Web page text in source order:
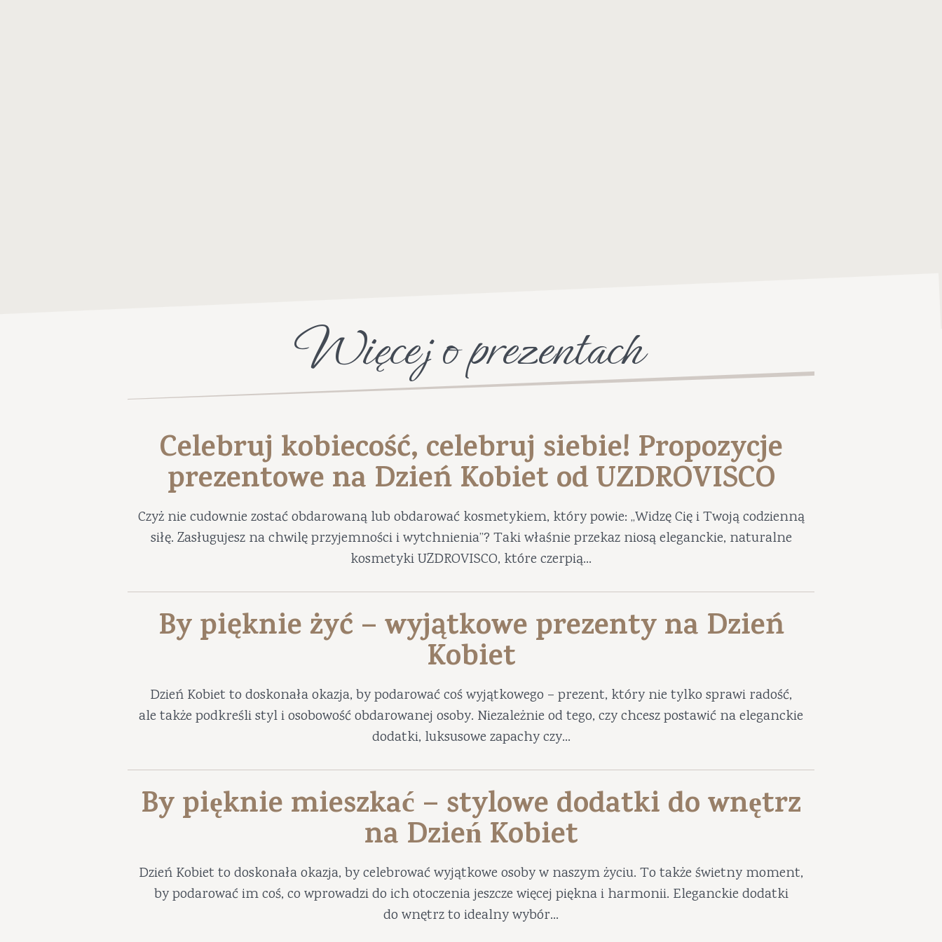
Więcej o prezentach
Celebruj kobiecość, celebruj siebie! Propozycje
prezentowe na Dzień Kobiet od UZDROVISCO
Czyż nie cudownie zostać obdarowaną lub obdarować kosmetykiem, który powie: „Widzę Cię i Twoją codzienną
siłę. Zasługujesz na chwilę przyjemności i wytchnienia”? Taki właśnie przekaz niosą eleganckie, naturalne
kosmetyki UZDROVISCO, które czerpią...
By pięknie żyć – wyjątkowe prezenty na Dzień
Kobiet
Dzień Kobiet to doskonała okazja, by podarować coś wyjątkowego – prezent, który nie tylko sprawi radość,
ale także podkreśli styl i osobowość obdarowanej osoby. Niezależnie od tego, czy chcesz postawić na eleganckie
dodatki, luksusowe zapachy czy...
By pięknie mieszkać – stylowe dodatki do wnętrz
na Dzień Kobiet
Dzień Kobiet to doskonała okazja, by celebrować wyjątkowe osoby w naszym życiu. To także świetny moment,
by podarować im coś, co wprowadzi do ich otoczenia jeszcze więcej piękna i harmonii. Eleganckie dodatki
do wnętrz to idealny wybór...